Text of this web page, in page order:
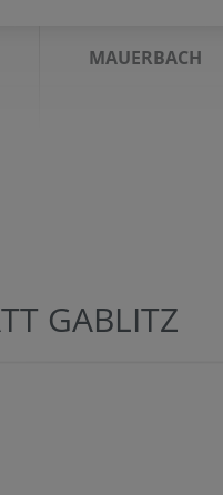
MAUERBACH
GABLITZ